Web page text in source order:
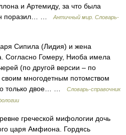
и Артемиду, за что была
поразил… …
Античный мир. Словарь-
Сипила (Лидия) и жена
Согласно Гомеру, Ниоба имела
(по другой версии – по
своим многодетным потомством
только двое… …
Cловарь-справочник
греческой мифологии дочь
царя Амфиона. Гордясь